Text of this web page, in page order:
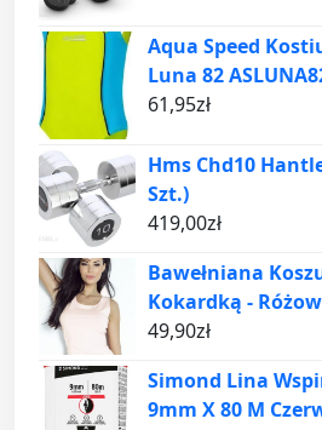
Aqua Speed
Luna 82
61,95zł
Hms Chd10
Szt.)
419,00zł
Bawełniana
Kokardką -
49,90zł
Simond Lina
9mm X 80 M